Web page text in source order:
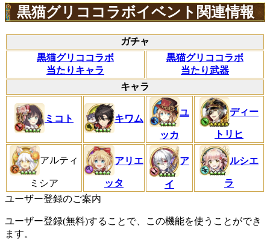
黒猫グリココラボイベント関連情報
ガチャ
黒猫グリココラボ
当たりキャラ
黒猫グリココラボ
当たり武器
キャラ
ミコト キワム
ユ
ッカ
ディー
トリヒ
アルティ
ミシア
アリエ
ッタ
ア
イ
ルシエ
ラ
ユーザー登録のご案内
ユーザー登録(無料)することで、この機能を使うことができ
ます。